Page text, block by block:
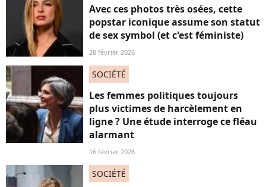
Avec ces photos très osées, cette
popstar iconique assume son statut
de sex symbol (et c'est féministe)
28 février 2026
SOCIÉTÉ
Les femmes politiques toujours
plus victimes de harcèlement en
ligne ? Une étude interroge ce fléau
alarmant
16 février 2026
SOCIÉTÉ